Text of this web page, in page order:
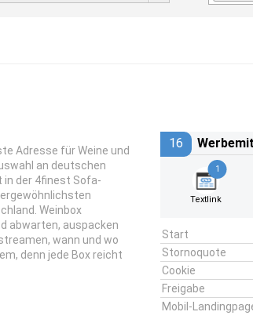
Adresse für Weine und
an deutschen
in der 4finest Sofa-
Weinbox
abwarten, auspacken
wann und wo
denn jede Box reicht
16
1
Textlink
Start
Stornoquote
Cookie
Freigabe
Mobil-